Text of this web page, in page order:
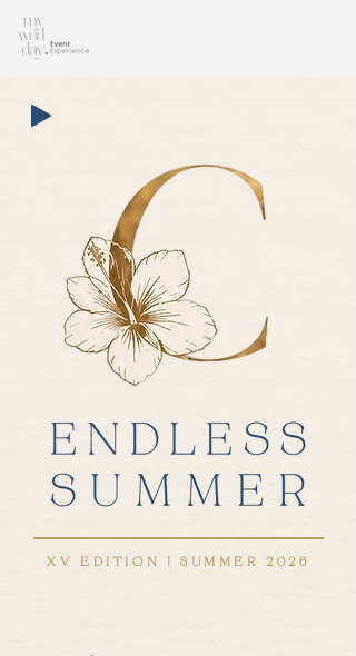
XV EDITION | SUMMER 2026